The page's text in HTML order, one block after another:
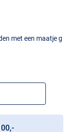
met een maatje g